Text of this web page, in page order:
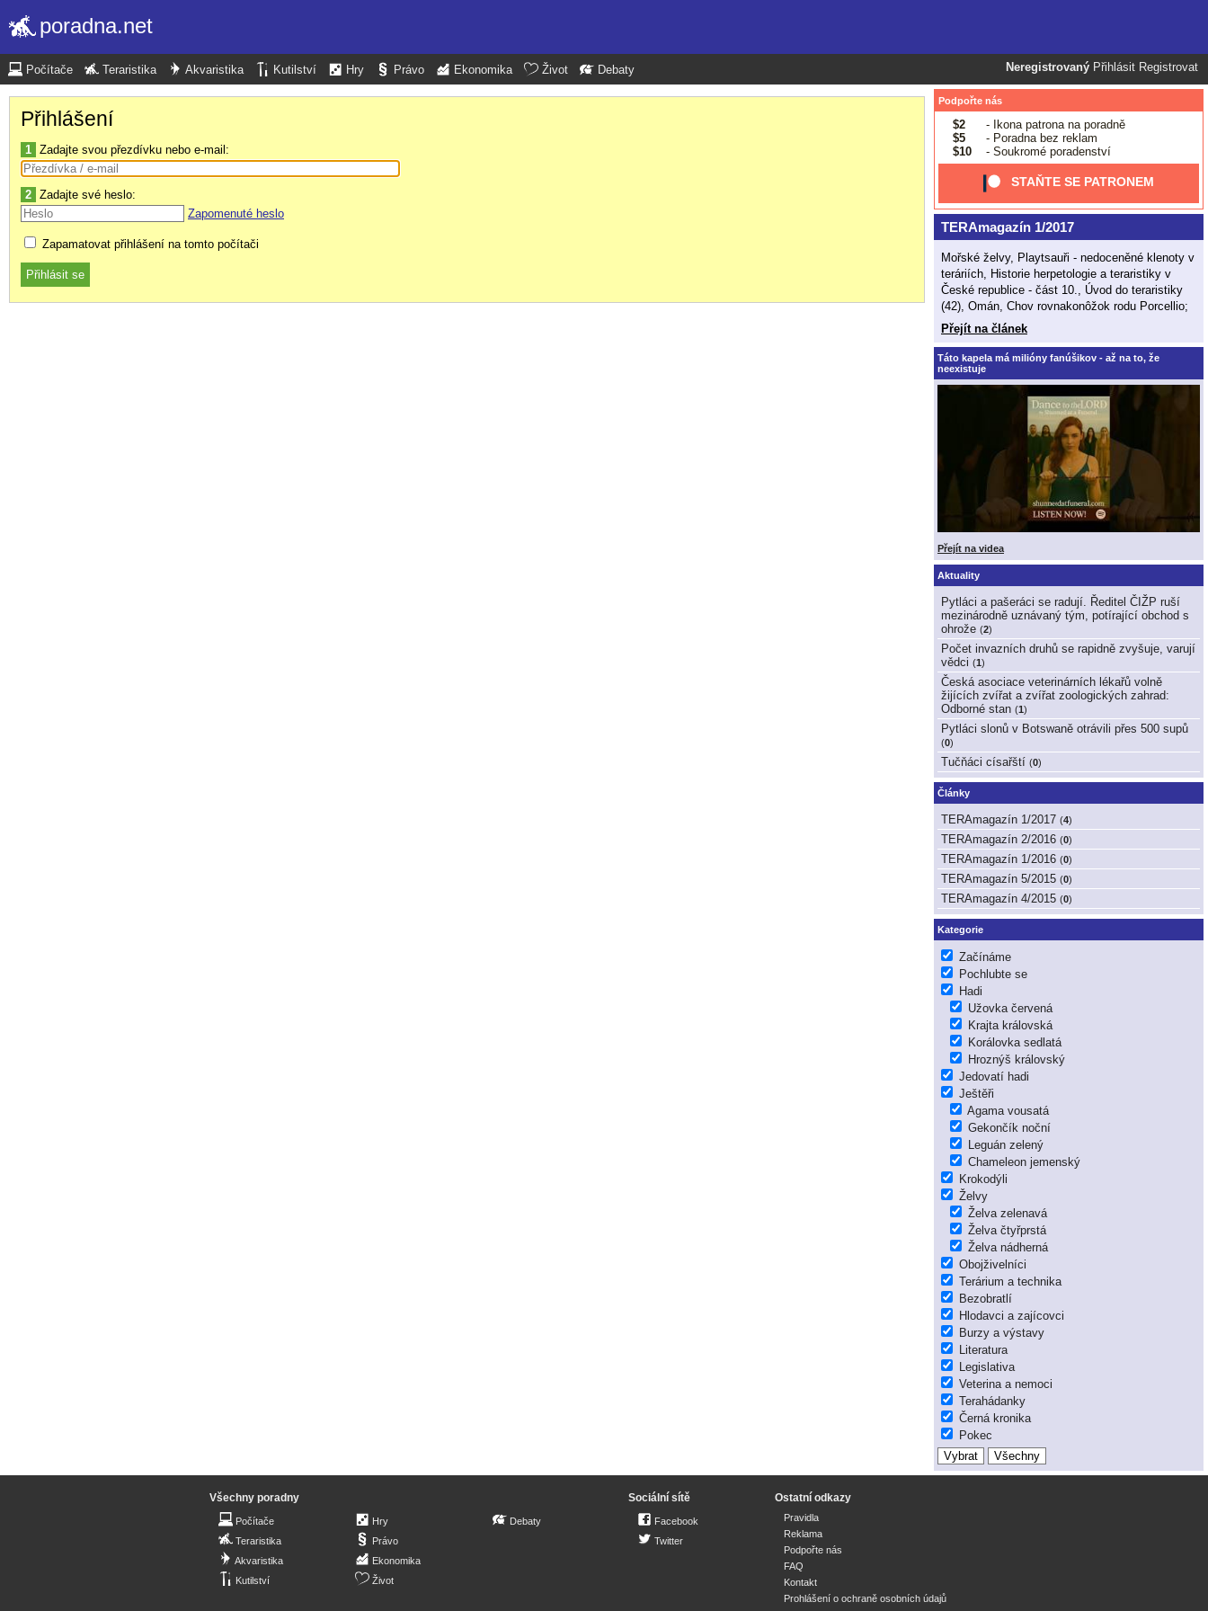
poradna.net
Neregistrovaný Přihlásit Registrovat
Počítače Teraristika Akvaristika Kutilství Hry Právo Ekonomika Život Debaty
Přihlášení
1 Zadajte svou přezdívku nebo e-mail:
2 Zadajte své heslo:
Zapomenuté heslo
Zapamatovat přihlášení na tomto počítači
Podpořte nás
$2
- Ikona patrona na poradně
$5
- Poradna bez reklam
$10
- Soukromé poradenství
STAŇTE SE PATRONEM
TERAmagazín 1/2017
Mořské želvy, Playtsauři - nedoceněné klenoty v
teráriích, Historie herpetologie a teraristiky v
České republice - část 10., Úvod do teraristiky
(42), Omán, Chov rovnakonôžok rodu Porcellio;
Přejít na článek
Táto kapela má milióny fanúšikov - až na to, že
neexistuje
Přejít na videa
Aktuality
Pytláci a pašeráci se radují. Ředitel ČIŽP ruší
mezinárodně uznávaný tým, potírající obchod s
ohrože (2)
Počet invazních druhů se rapidně zvyšuje, varují
vědci (1)
Česká asociace veterinárních lékařů volně
žijících zvířat a zvířat zoologických zahrad:
Odborné stan (1)
Pytláci slonů v Botswaně otrávili přes 500 supů
(0)
Tučňáci císařští (0)
Články
TERAmagazín 1/2017 (4)
TERAmagazín 2/2016 (0)
TERAmagazín 1/2016 (0)
TERAmagazín 5/2015 (0)
TERAmagazín 4/2015 (0)
Kategorie
Začínáme
Pochlubte se
Hadi
Užovka červená
Krajta královská
Korálovka sedlatá
Hroznýš královský
Jedovatí hadi
Ještěři
Agama vousatá
Gekončík noční
Leguán zelený
Chameleon jemenský
Krokodýli
Želvy
Želva zelenavá
Želva čtyřprstá
Želva nádherná
Obojživelníci
Terárium a technika
Bezobratlí
Hlodavci a zajícovci
Burzy a výstavy
Literatura
Legislativa
Veterina a nemoci
Terahádanky
Černá kronika
Pokec
Všechny poradny
Počítače
Teraristika
Akvaristika
Kutilství
Hry
Právo
Ekonomika
Život
Debaty
Sociální sítě
Facebook
Twitter
Ostatní odkazy
Pravidla
Reklama
Podpořte nás
FAQ
Kontakt
Prohlášení o ochraně osobních údajů